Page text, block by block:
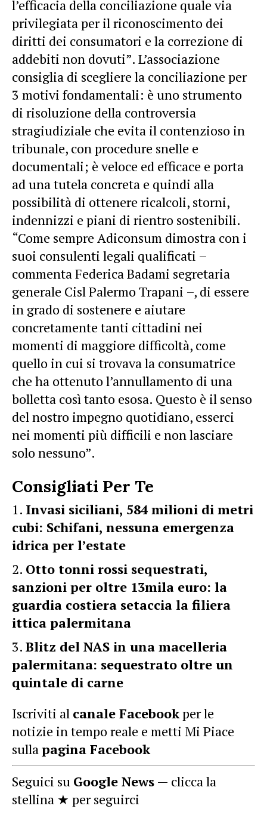
l’efficacia della conciliazione quale via
privilegiata per il riconoscimento dei
diritti dei consumatori e la correzione di
addebiti non dovuti”. L’associazione
consiglia di scegliere la conciliazione per
3 motivi fondamentali: è uno strumento
di risoluzione della controversia
stragiudiziale che evita il contenzioso in
tribunale, con procedure snelle e
documentali; è veloce ed efficace e porta
ad una tutela concreta e quindi alla
possibilità di ottenere ricalcoli, storni,
indennizzi e piani di rientro sostenibili.
“Come sempre Adiconsum dimostra con i
suoi consulenti legali qualificati –
commenta Federica Badami segretaria
generale Cisl Palermo Trapani –, di essere
in grado di sostenere e aiutare
concretamente tanti cittadini nei
momenti di maggiore difficoltà, come
quello in cui si trovava la consumatrice
che ha ottenuto l’annullamento di una
bolletta così tanto esosa. Questo è il senso
del nostro impegno quotidiano, esserci
nei momenti più difficili e non lasciare
solo nessuno”.
Consigliati Per Te
Invasi siciliani, 584 milioni di metri
cubi: Schifani, nessuna emergenza
idrica per l’estate
Otto tonni rossi sequestrati,
sanzioni per oltre 13mila euro: la
guardia costiera setaccia la filiera
ittica palermitana
Blitz del NAS in una macelleria
palermitana: sequestrato oltre un
quintale di carne
Iscriviti al canale Facebookper le
notizie in tempo reale e metti Mi Piace
sullapagina Facebook
Seguici su Google News — clicca la
stellina ★ per seguirci